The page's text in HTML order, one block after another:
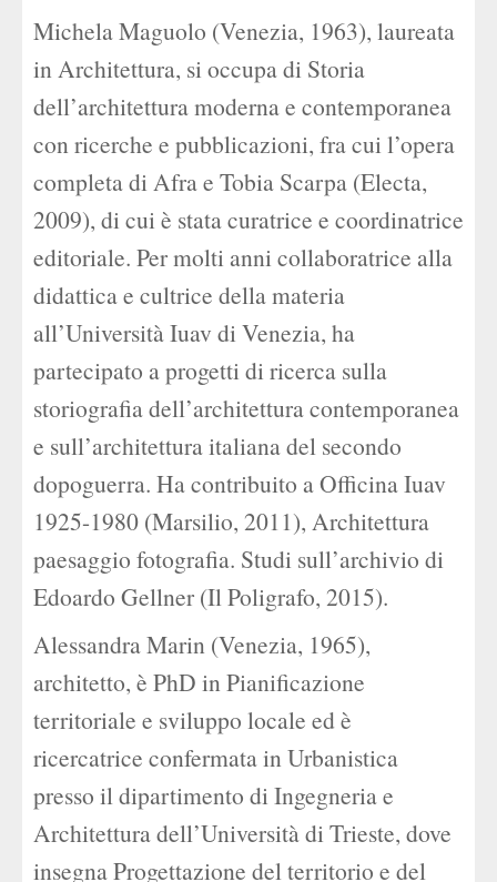
Michela Maguolo (Venezia, 1963), laureata
in Architettura, si occupa di Storia
dell’architettura moderna e contemporanea
con ricerche e pubblicazioni, fra cui l’opera
completa di Afra e Tobia Scarpa (Electa,
2009), di cui è stata curatrice e coordinatrice
editoriale. Per molti anni collaboratrice alla
didattica e cultrice della materia
all’Università Iuav di Venezia, ha
partecipato a progetti di ricerca sulla
storiografia dell’architettura contemporanea
e sull’architettura italiana del secondo
dopoguerra. Ha contribuito a Officina Iuav
1925-1980 (Marsilio, 2011), Architettura
paesaggio fotografia. Studi sull’archivio di
Edoardo Gellner (Il Poligrafo, 2015).
Alessandra Marin (Venezia, 1965),
architetto, è PhD in Pianificazione
territoriale e sviluppo locale ed è
ricercatrice confermata in Urbanistica
presso il dipartimento di Ingegneria e
Architettura dell’Università di Trieste, dove
insegna Progettazione del territorio e del